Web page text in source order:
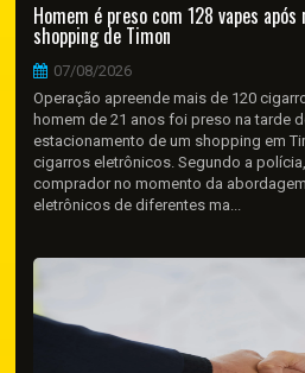
Homem é preso com 128 vapes
shopping de Timon
07/08/2026
Operação apreende mais de 120
homem de 21 anos foi preso na tarde
estacionamento de um shopping em
cigarros eletrônicos. Segundo a
comprador no momento da
eletrônicos de diferentes ma...